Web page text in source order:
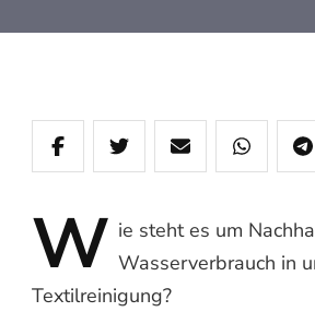
W ie steht es um
Wasserverbrauch in
Textilreinigung?